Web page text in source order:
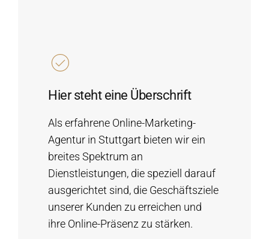
Hier steht eine Überschrift
Als erfahrene Online-Marketing-
Agentur in Stuttgart bieten wir ein
breites Spektrum an
Dienstleistungen, die speziell darauf
ausgerichtet sind, die Geschäftsziele
unserer Kunden zu erreichen und
ihre Online-Präsenz zu stärken.